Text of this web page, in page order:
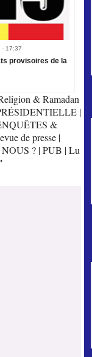
- 17:37
provisoires de la
& Ramadan
|
&
de presse |
? |PUB |Lu